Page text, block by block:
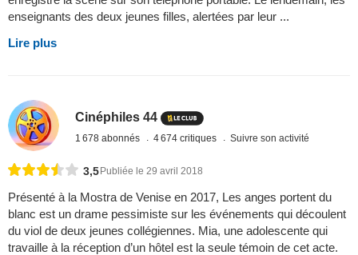
enseignants des deux jeunes filles, alertées par leur ...
Lire plus
Cinéphiles 44
1 678 abonnés 4 674 critiques Suivre son activité
3,5 Publiée le 29 avril 2018
Présenté à la Mostra de Venise en 2017, Les anges portent du
blanc est un drame pessimiste sur les événements qui découlent
du viol de deux jeunes collégiennes. Mia, une adolescente qui
travaille à la réception d’un hôtel est la seule témoin de cet acte.